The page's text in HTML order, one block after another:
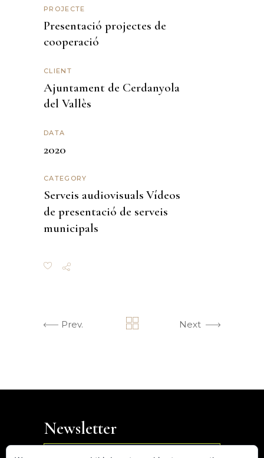
PROJECTE
Presentació projectes de
cooperació
CLIENT
Ajuntament de Cerdanyola
del Vallès
DATA
2020
CATEGORY
Serveis audiovisuals Vídeos
de presentació de serveis
municipals
Prev. Next
Newsletter